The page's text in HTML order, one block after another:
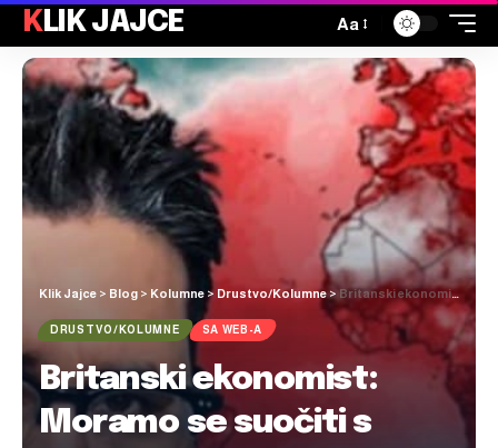
KLIK JAJCE Aa
Klik Jajce > Blog > Kolumne > Drustvo/Kolumne > Britanski ekonomist: Moramo se suočiti s brutalnom istinom. Nećemo doživjeti 2050.
DRUSTVO/KOLUMNE SA WEB-A
Britanski ekonomist:
Moramo se suočiti s